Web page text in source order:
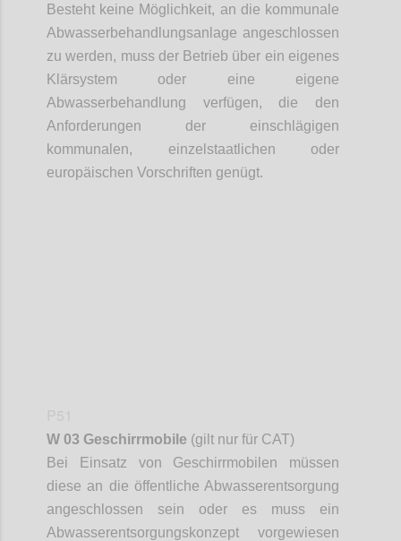
Besteht keine Möglichkeit, an die kommunale
Abwasserbehandlungsanlage angeschlossen
zu werden, muss der Betrieb über ein eigenes
Klärsystem oder eine eigene
Abwasserbehandlung verfügen, die den
Anforderungen der einschlägigen
kommunalen, einzelstaatlichen oder
europäischen Vorschriften genügt.
W 03 Geschirrmobile (gilt nur für CAT)
Bei Einsatz von Geschirrmobilen müssen
diese an die öffentliche Abwasserentsorgung
angeschlossen sein oder es muss ein
Abwasserentsorgungskonzept vorgewiesen